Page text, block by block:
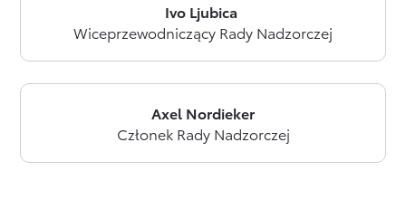
Ivo Ljubica
Wiceprzewodniczący Rady Nadzorczej
Axel Nordieker
Członek Rady Nadzorczej